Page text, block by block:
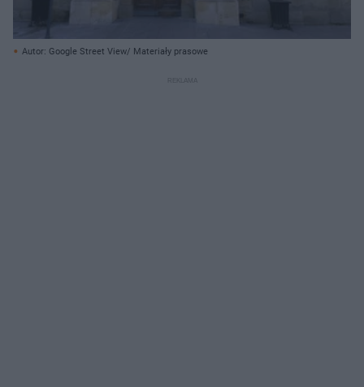
Autor: Google Street View/ Materiały prasowe